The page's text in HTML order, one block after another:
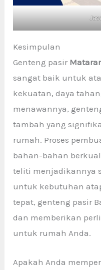
Kesimpulan
Genteng pasir
sangat baik untuk
kekuatan, daya
menawannya,
tambah yang
rumah. Proses
bahan-bahan
teliti menjadikannya
untuk kebutuhan
tepat, genteng pasir
dan memberikan
untuk rumah Anda.
Apakah Anda